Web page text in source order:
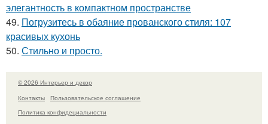
элегантность в компактном пространстве
49. Погрузитесь в обаяние прованского стиля: 107
красивых кухонь
50. Стильно и просто.
© 2026 Интерьер и декор
Контакты
Пользовательское соглашение
Политика конфидециальности